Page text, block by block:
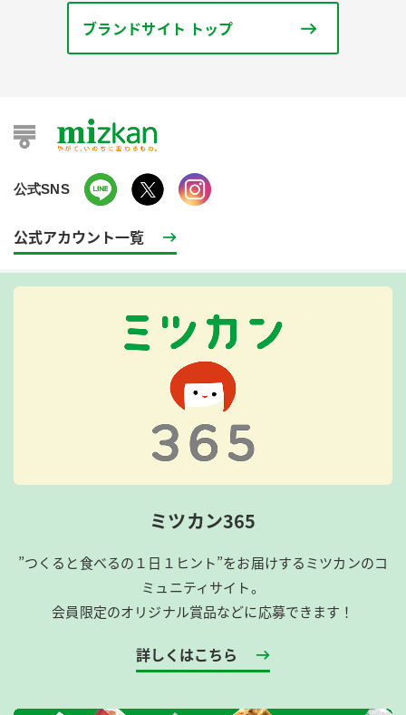
ブランドサイト トップ
公式SNS
公式アカウント一覧
ミツカン365
”つくると食べるの１日１ヒント”をお届けするミツカンのコ
ミュニティサイト。
会員限定のオリジナル賞品などに応募できます！
詳しくはこちら